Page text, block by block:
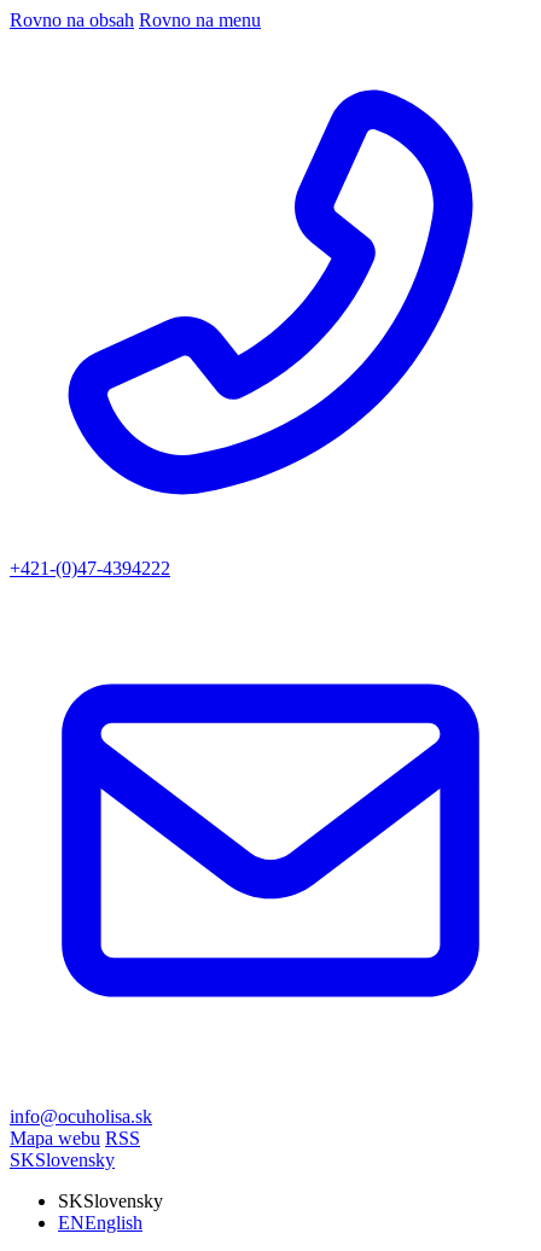
Rovno na obsah Rovno na menu
+421-(0)47-4394222
info@ocuholisa.sk
Mapa webu RSS
SKSlovensky
SKSlovensky
ENEnglish